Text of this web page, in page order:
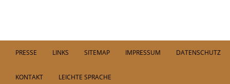
PRESSE LINKS SITEMAP IMPRESSUM DATENSCHUTZ
KONTAKT LEICHTE SPRACHE